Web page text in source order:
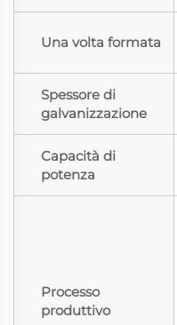
Una volta formata
Spessore di
galvanizzazione
Capacità di
potenza
Processo
produttivo